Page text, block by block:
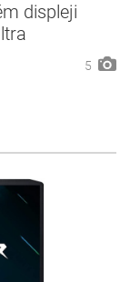
displeji
5